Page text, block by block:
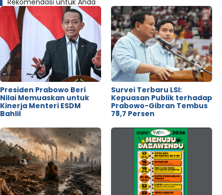
Presiden Prabowo Beri
Nilai Memuaskan untuk
Kinerja Menteri ESDM
Bahlil
Survei Terbaru LSI:
Kepuasan Publik terhadap
Prabowo-Gibran Tembus
78,7 Persen